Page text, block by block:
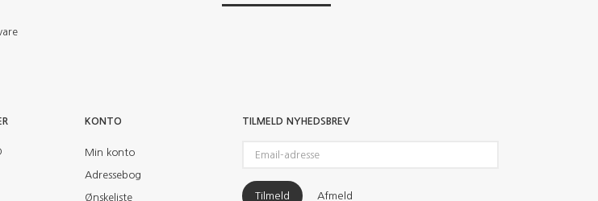
KONTO
Min konto
Adressebog
Ønskeliste
TILMELD NYHEDSBREV
adresse
Tilmeld Afmeld